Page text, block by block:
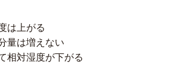
は上がる
量は増えない
相対湿度が下がる